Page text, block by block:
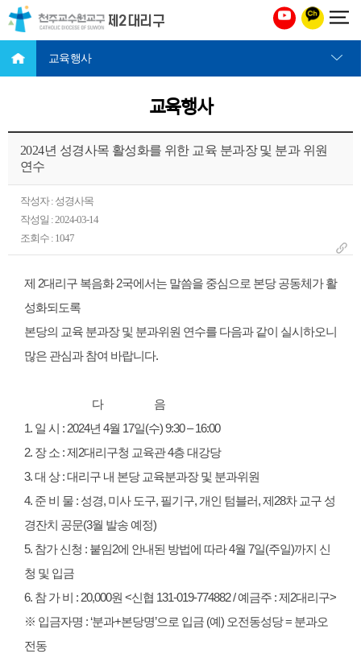
천주교 수원교구 제2대리구
교육행사
교육행사
2024년 성경사목 활성화를 위한 교육 분과장 및 분과 위원
연수
작성자 : 성경사목
작성일 : 2024-03-14
조회수 : 1047
제 2대리구 복음화 2국에서는 말씀을 중심으로 본당 공동체가 활
성화되도록
본당의 교육 분과장 및 분과위원 연수를 다음과 같이 실시하오니
많은 관심과 참여 바랍니다.
다 음
1. 일 시 : 2024년 4월 17일(수) 9:30 – 16:00
2. 장 소 : 제2대리구청 교육관 4층 대강당
3. 대 상 : 대리구 내 본당 교육분과장 및 분과위원
4. 준 비 물 : 성경, 미사 도구, 필기구, 개인 텀블러, 제28차 교구 성
경잔치 공문(3월 발송 예정)
5. 참가 신청 : 붙임2에 안내된 방법에 따라 4월 7일(주일)까지 신
청 및 입금
6. 참 가 비 : 20,000원 <신협 131-019-774882 / 예금주 : 제2대리구>
※ 입금자명 : ‘분과+본당명’으로 입금 (예) 오전동성당 = 분과오
전동